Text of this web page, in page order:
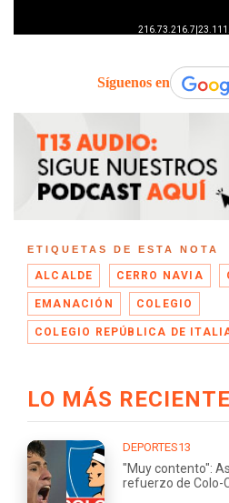
Síguenos en
ETIQUETAS DE ESTA NOTA
ALCALDE CERRO NAVIA
EMANACIÓN COLEGIO
COLEGIO REPÚBLICA DE
LO MÁS RECIENTE
DEPORTES13
"Muy contento":
refuerzo de Colo-